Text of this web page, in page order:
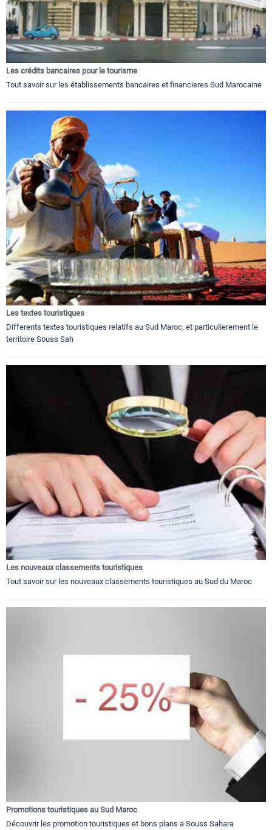
Les crédits bancaires pour le tourisme
Tout savoir sur les établissements bancaires et financieres Sud Marocaine
Les textes touristiques
Differents textes touristiques relatifs au Sud Maroc, et particulierement le
territoire Souss Sah
Les nouveaux classements touristiques
Tout savoir sur les nouveaux classements touristiques au Sud du Maroc
Promotions touristiques au Sud Maroc
Découvrir les promotion touristiques et bons plans a Souss Sahara